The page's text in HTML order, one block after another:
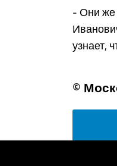
- Они же
узнает,
©